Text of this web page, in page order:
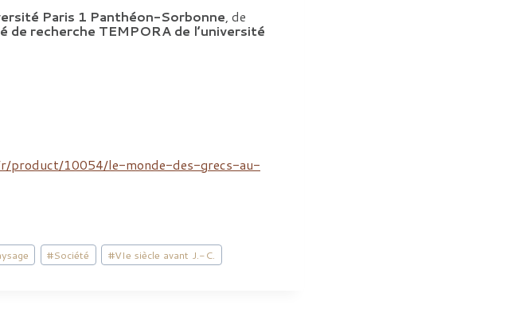
Paris 1 Panthéon-Sorbonne, de
de recherche TEMPORA de l’université
product/10054/le-monde-des-grecs-au-
#Société #VIe siècle avant J.-C.